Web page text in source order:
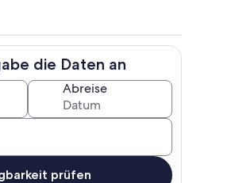
Außenbereich
die Daten an
Abreise
prüfen